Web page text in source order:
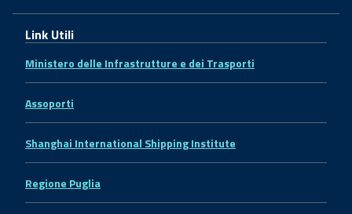
Link Utili
Ministero delle Infrastrutture e dei Trasporti
Assoporti
Shanghai International Shipping Institute
Regione Puglia